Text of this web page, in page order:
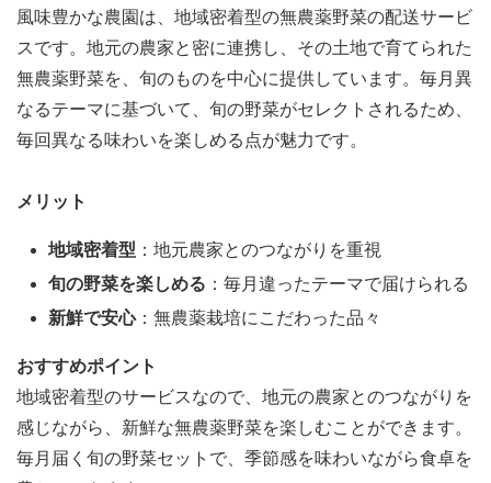
風味豊かな農園は、地域密着型の無農薬野菜の配送サービ
スです。地元の農家と密に連携し、その土地で育てられた
無農薬野菜を、旬のものを中心に提供しています。毎月異
なるテーマに基づいて、旬の野菜がセレクトされるため、
毎回異なる味わいを楽しめる点が魅力です。
メリット
地域密着型 ：地元農家とのつながりを重視
旬の野菜を楽しめる ：毎月違ったテーマで届けられる
新鮮で安心：無農薬栽培にこだわった品々
おすすめポイント
地域密着型のサービスなので、地元の農家とのつながりを
感じながら、新鮮な無農薬野菜を楽しむことができます。
毎月届く旬の野菜セットで、季節感を味わいながら食卓を